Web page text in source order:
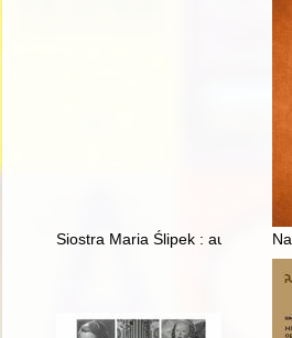
Siostra Maria Ślipek :